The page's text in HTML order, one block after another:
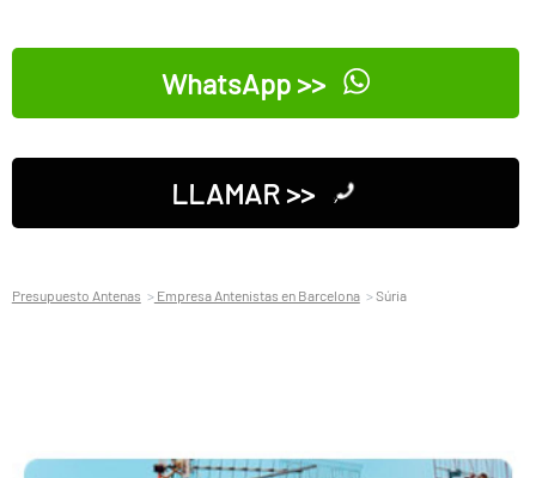
WhatsApp >>
LLAMAR >>
Presupuesto Antenas Empresa Antenistas en Barcelona Súria